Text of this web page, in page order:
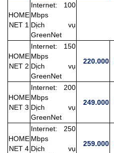
HOME
NET 1
Internet: 100
Mbps
Dịch vụ
GreenNet
HOME
NET 2
Internet: 150
Mbps
Dịch vụ
GreenNet
220.000
HOME
NET 3
Internet: 200
Mbps
Dịch vụ
GreenNet
249.000
HOME
NET 4
Internet: 250
Mbps
Dịch vụ
259.000